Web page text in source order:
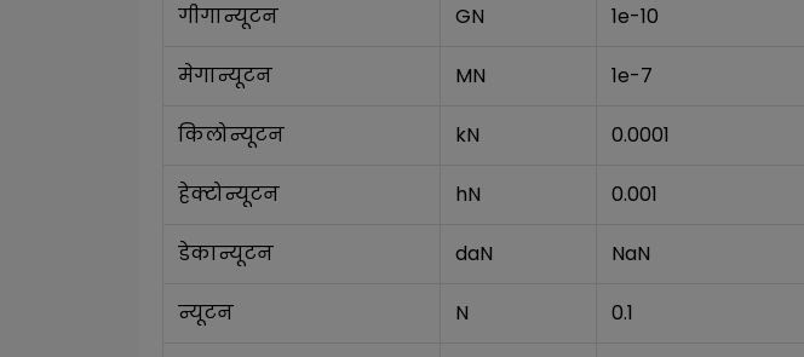
गीगान्यूटन GN 1e-10
मेगान्यूटन MN 1e-7
किलोन्यूटन kN 0.0001
हेक्टोन्यूटन hN 0.001
डेकान्यूटन daN NaN
न्यूटन N 0.1